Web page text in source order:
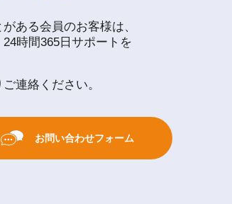
ある会員のお客様は、
時間365日サポートを
連絡ください。
お問い合わせフォーム